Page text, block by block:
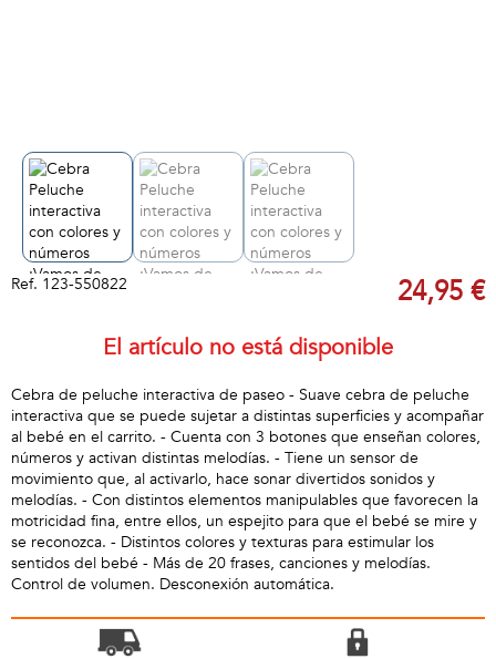
Ref. 123-550822 24,95 €
El artículo no está disponible
Cebra de peluche interactiva de paseo - Suave cebra de peluche
interactiva que se puede sujetar a distintas superficies y acompañar
al bebé en el carrito. - Cuenta con 3 botones que enseñan colores,
números y activan distintas melodías. - Tiene un sensor de
movimiento que, al activarlo, hace sonar divertidos sonidos y
melodías. - Con distintos elementos manipulables que favorecen la
motricidad fina, entre ellos, un espejito para que el bebé se mire y
se reconozca. - Distintos colores y texturas para estimular los
sentidos del bebé - Más de 20 frases, canciones y melodías.
Control de volumen. Desconexión automática.